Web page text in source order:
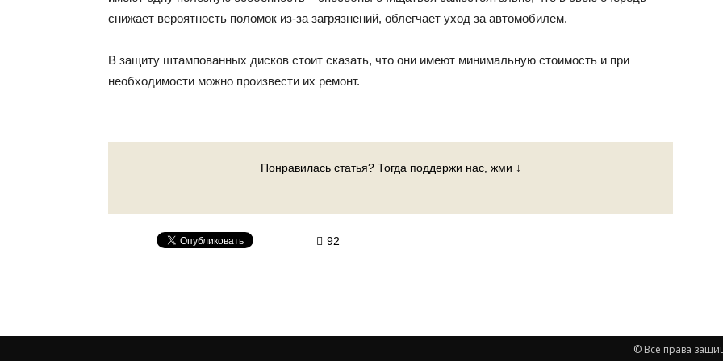
снижает вероятность поломок из-за загрязнений, облегчает уход за автомобилем.
В защиту штампованных дисков стоит сказать, что они имеют минимальную стоимость и при
необходимости можно произвести их ремонт.
Понравилась статья? Тогда поддержи нас, жми ↓
92
© Все права